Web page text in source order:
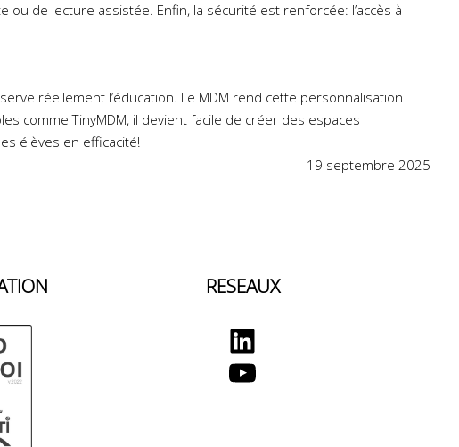
de lecture assistée. Enfin, la sécurité est renforcée: l’accès à
réellement l’éducation. Le MDM rend cette personnalisation
comme TinyMDM, il devient facile de créer des espaces
élèves en efficacité!
19 septembre 2025
RESEAUX
LinkedIn
YouTube